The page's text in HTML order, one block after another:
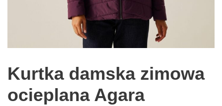
Kurtka damska zimowa
ocieplana Agara